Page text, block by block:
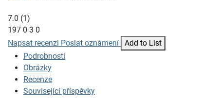
7.0 (1)
197 0 3 0
Napsat recenzi Poslat oznámení
Add to List
Podrobnosti
Obrázky
Recenze
Související příspěvky